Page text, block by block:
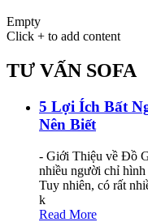
Empty
Click + to add content
TƯ VẤN SOFA
5 Lợi Ích Bất
Nên Biết
- Giới Thiệu về Đồ
nhiều người chỉ hình
Tuy nhiên, có rất
k
Read More